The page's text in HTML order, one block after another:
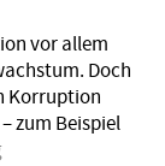
vor allem
Doch
Korruption
zum Beispiel